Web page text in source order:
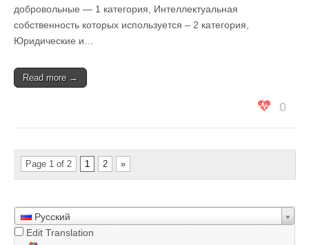
добровольные — 1 категория, Интеллектуальная
собственность которых используется – 2 категория,
Юридические и…
Read more →
0
Page 1 of 2 1 2 »
Русский
Edit Translation